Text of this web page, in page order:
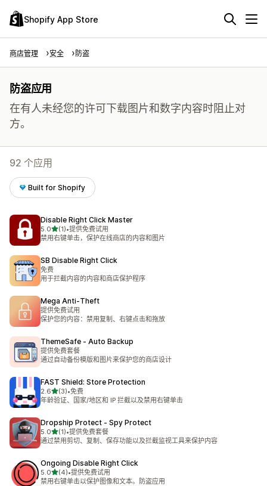
Shopify App Store
商店管理 安全 防盗
防盗应用
在有人未经您的许可下载图片和数字内容时阻止对
方。
92 个应用
Built for Shopify
Disable Right Click Master
5.0星（满分 5 星）
(1)
总共 1 条评论
•提供免费试用
禁用右键单击，保护在线商店的内容和图片
SB Disable Right Click
免费
用于拦截内容的内容和商店保护程序
Mega Anti‑Theft
提供免费试用
保护您的内容：禁用复制、右键点击和拖放
ThemeSafe ‑ Auto Backup
提供免费套餐
通过自动备份模版和图片来保护您的商店设计
FAST Shield: Store Protection
2.6星（满分 5 星）
(3)
总共 3 条评论
•免费
年龄验证、国家/地区和 IP 拦截以及禁用右键单击
Dropship Protect ‑ Spy Protect
5.0星（满分 5 星）
(1)
总共 1 条评论
•提供免费套餐
通过禁用剪切、复制、保存功能以及拦截监视工具来保护内容
Ongoing Disable Right Click
5.0星（满分 5 星）
(4)
总共 4 条评论
•提供免费试用
禁用右键单击以保护图像和文本。防盗应用